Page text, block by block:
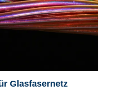
Glasfasernetz